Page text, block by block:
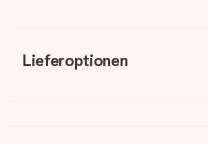
Lieferoptionen